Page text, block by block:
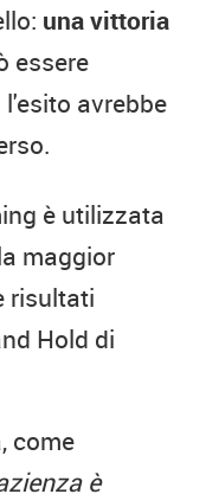
una vittoria
essere
avrebbe
è utilizzata
maggior
risultati
Hold di
come
è